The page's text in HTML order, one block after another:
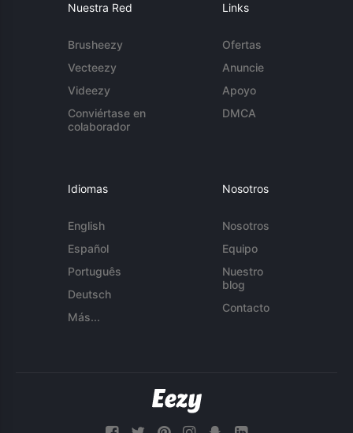
Nuestra Red
Brusheezy
Vecteezy
Videezy
Conviértase en
colaborador
Links
Ofertas
Anuncie
Apoyo
DMCA
Idiomas
English
Español
Português
Deutsch
Más...
Nosotros
Nosotros
Equipo
Nuestro
blog
Contacto